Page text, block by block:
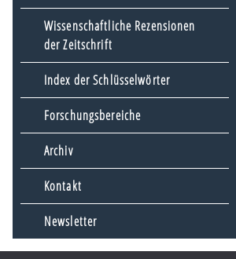
Wissenschaftliche Rezensionen
der Zeitschrift
Index der Schlüsselwörter
Forschungsbereiche
Archiv
Kontakt
Newsletter